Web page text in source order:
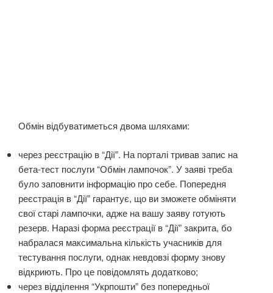
Обмін відбуватиметься двома шляхами:
через реєстрацію в “Дії”. На порталі тривав запис на
бета-тест послуги “Обмін лампочок”. У заяві треба
було заповнити інформацію про себе. Попередня
реєстрація в “Дії” гарантує, що ви зможете обміняти
свої старі лампочки, адже на вашу заяву готують
резерв. Наразі форма реєстрації в “Дії” закрита, бо
набралася максимальна кількість учасників для
тестування послуги, однак невдовзі форму знову
відкриють. Про це повідомлять додатково;
через відділення “Укрпошти” без попередньої